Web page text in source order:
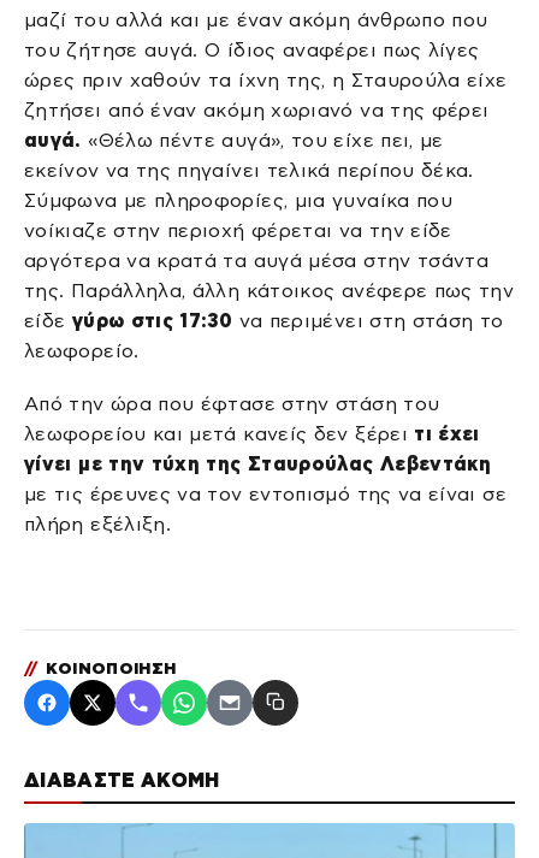
ΔΙΑΒΑΣΤΕ ΑΚΟΜΗ
μαζί του αλλά και με έναν ακόμη άνθρωπο που
του ζήτησε αυγά. Ο ίδιος αναφέρει πως λίγες
ώρες πριν χαθούν τα ίχνη της, η Σταυρούλα είχε
ζητήσει από έναν ακόμη χωριανό να της φέρει
αυγά. «Θέλω πέντε αυγά», του είχε πει, με
εκείνον να της πηγαίνει τελικά περίπου δέκα.
Σύμφωνα με πληροφορίες, μια γυναίκα που
νοίκιαζε στην περιοχή φέρεται να την είδε
αργότερα να κρατά τα αυγά μέσα στην τσάντα
της. Παράλληλα, άλλη κάτοικος ανέφερε πως την
είδε γύρω στις 17:30 να περιμένει στη στάση το
λεωφορείο.
Από την ώρα που έφτασε στην στάση του
λεωφορείου και μετά κανείς δεν ξέρει τι έχει
γίνει με την τύχη της Σταυρούλας Λεβεντάκη
με τις έρευνες να τον εντοπισμό της να είναι σε
πλήρη εξέλιξη.
// ΚΟΙΝΟΠΟΙΗΣΗ